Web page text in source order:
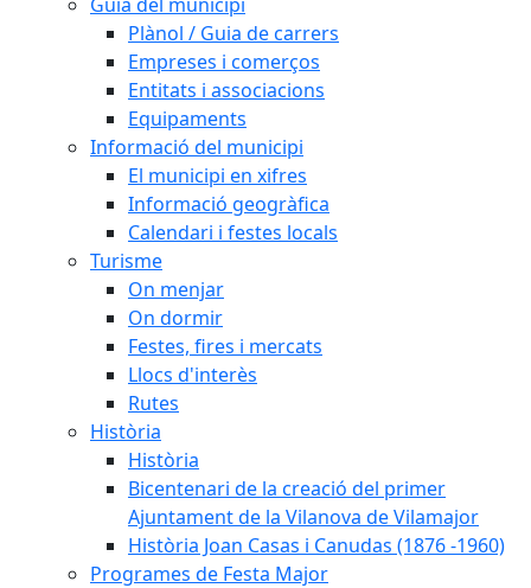
Plànol / Guia de carrers
Empreses i comerços
Entitats i associacions
Equipaments
Informació del municipi
El municipi en xifres
Informació geogràfica
Calendari i festes locals
Turisme
On menjar
On dormir
Festes, fires i mercats
Llocs d'interès
Rutes
Història
Història
Bicentenari de la creació del primer
Ajuntament de la Vilanova de Vilamajor
Història Joan Casas i Canudas (1876 -1960)
Programes de Festa Major